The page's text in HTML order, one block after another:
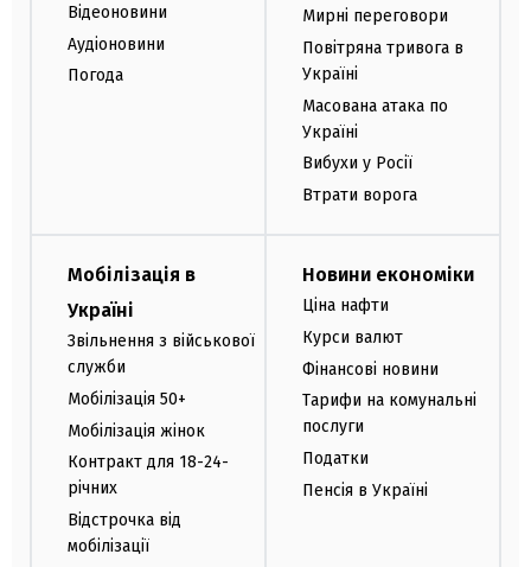
Відеоновини
Аудіоновини
Погода
Мирні переговори
Повітряна тривога в
Україні
Масована атака по
Україні
Вибухи у Росії
Втрати ворога
Мобілізація в
Україні
Звільнення з військової
служби
Мобілізація 50+
Мобілізація жінок
Контракт для 18-24-
річних
Відстрочка від
мобілізації
Новини економіки
Ціна нафти
Курси валют
Фінансові новини
Тарифи на комунальні
послуги
Податки
Пенсія в Україні